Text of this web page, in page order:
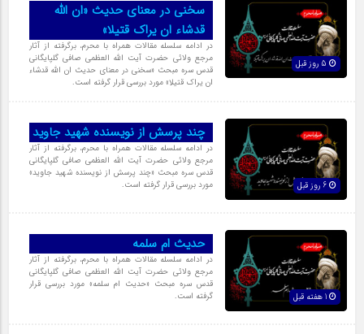
سخنی در معنای حدیث «ان الله
قدشاء ان یراک قتیلا»
در ادامه سلسله مقالات همراه با محرم، برگرفته از آثار
مرجع ولائی حضرت آیت الله العظمی صافی گلپایگانی
قدس سره مبحث «سخنی در معنای حدیث ان الله قدشاء
ان یراک قتیلا» مورد بررسی قرار گرفته است.
چند پرسش از نویسنده شهید جاوید
در ادامه سلسله مقالات همراه با محرم، برگرفته از آثار
مرجع ولائی حضرت آیت الله العظمی صافی گلپایگانی
قدس سره مبحث «چند پرسش از نویسنده شهید جاوید»
مورد بررسی قرار گرفته است.
حدیث ام سلمه
در ادامه سلسله مقالات همراه با محرم، برگرفته از آثار
مرجع ولائی حضرت آیت الله العظمی صافی گلپایگانی
قدس سره مبحث «حدیث ام سلمه» مورد بررسی قرار
گرفته است.